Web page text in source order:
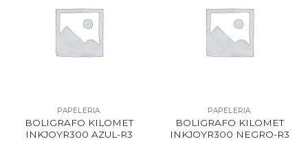
PAPELERIA
BOLIGRAFO KILOMET
INKJOYR300 AZUL-R3
PAPELERIA
BOLIGRAFO KILOMET
INKJOYR300 NEGRO-R3